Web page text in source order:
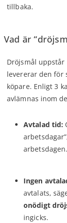
tillbaka.
Vad är
Dröjsmål
levererar den för
köpare. Enligt 3
avlämnas inom
Avtalad tid:
arbetsdagen.
Ingen
avtalats,
onödigt
ingicks.